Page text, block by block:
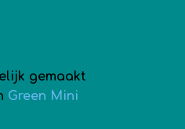
gemaakt
Green Mini